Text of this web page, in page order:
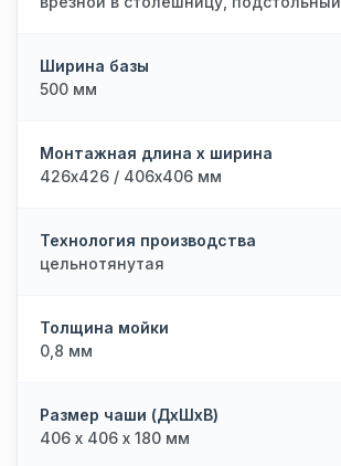
Ширина базы
500 мм
Монтажная длина х ширина
426х426 / 406х406 мм
Технология производства
цельнотянутая
Толщина мойки
0,8 мм
Размер чаши (ДхШхВ)
406 х 406 х 180 мм